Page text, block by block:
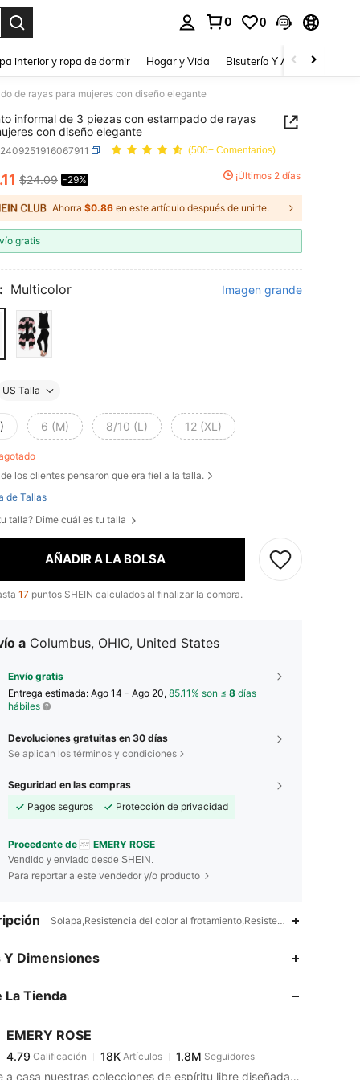
0 0
interior y ropa de dormir Hogar y Vida Bisutería Y Accesorios
de rayas para mujeres con diseño elegante
informal de 3 piezas con estampado de rayas
con diseño elegante
(500+ Comentarios)
AND AVAILABILITY
.11 $24.09 -29% ¡Últimos 2 días
Ahorra $0.86 en este artículo después de unirte.
gratis
Multicolor Imagen grande
US Talla
6 (M) 8/10 (L) 12 (XL)
de los clientes pensaron que era fiel a la talla.
de Tallas
talla? Dime cuál es tu talla
AÑADIR A LA BOLSA
17 puntos SHEIN calculados al finalizar la compra.
a Columbus, OHIO, United States
Envío gratis
Entrega estimada: Ago 14 - Ago 20, 85.11% son ≤ 8 días
hábiles
Devoluciones gratuitas en 30 días
Se aplican los términos y condiciones
Seguridad en las compras
Pagos seguros
Protección de privacidad
Procedente de EMERY ROSE
Vendido y enviado desde SHEIN.
Para reportar a este vendedor y/o producto
Solapa,Resistencia del color al frotamiento,Resistencia del color al
Y Dimensiones
La Tienda
EMERY ROSE
4.79
4.79
a***8pagó Hace 1 día
Llévate a casa nuestras colecciones de espíritu libre diseñadas para una vida sin complicaciones.